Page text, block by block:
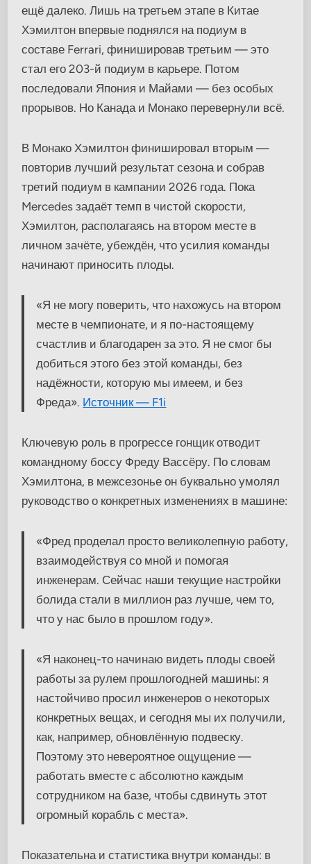
ещё далеко. Лишь на третьем этапе в Китае
Хэмилтон впервые поднялся на подиум в
составе Ferrari, финишировав третьим — это
стал его 203-й подиум в карьере. Потом
последовали Япония и Майами — без особых
прорывов. Но Канада и Монако перевернули всё.
В Монако Хэмилтон финишировал вторым —
повторив лучший результат сезона и собрав
третий подиум в кампании 2026 года. Пока
Mercedes задаёт темп в чистой скорости,
Хэмилтон, располагаясь на втором месте в
личном зачёте, убеждён, что усилия команды
начинают приносить плоды.
«Я не могу поверить, что нахожусь на втором
месте в чемпионате, и я по-настоящему
счастлив и благодарен за это. Я не смог бы
добиться этого без этой команды, без
надёжности, которую мы имеем, и без
Фреда». Источник — F1i
Ключевую роль в прогрессе гонщик отводит
командному боссу Фреду Вассёру. По словам
Хэмилтона, в межсезонье он буквально умолял
руководство о конкретных изменениях в машине:
«Фред проделал просто великолепную работу,
взаимодействуя со мной и помогая
инженерам. Сейчас наши текущие настройки
болида стали в миллион раз лучше, чем то,
что у нас было в прошлом году».
«Я наконец-то начинаю видеть плоды своей
работы за рулем прошлогодней машины: я
настойчиво просил инженеров о некоторых
конкретных вещах, и сегодня мы их получили,
как, например, обновлённую подвеску.
Поэтому это невероятное ощущение —
работать вместе с абсолютно каждым
сотрудником на базе, чтобы сдвинуть этот
огромный корабль с места».
Показательна и статистика внутри команды: в